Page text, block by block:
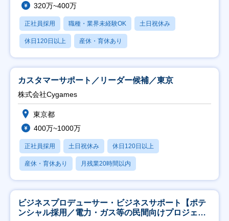
320万~400万
正社員採用 職種・業界未経験OK 土日祝休み
休日120日以上 産休・育休あり
カスタマーサポート／リーダー候補／東京
株式会社Cygames
東京都
400万~1000万
正社員採用 土日祝休み 休日120日以上
産休・育休あり 月残業20時間以内
ビジネスプロデューサー・ビジネスサポート【ポテ
ンシャル採用／電力・ガス等の民間向けプロジェク